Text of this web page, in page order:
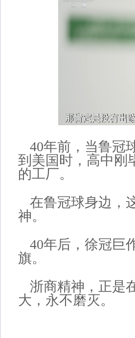
40年前，当鲁冠
到美国时，高中刚
的工厂。
在鲁冠球身边，
神。
40年后，徐冠巨
旗。
浙商精神，正是
大，永不磨灭。